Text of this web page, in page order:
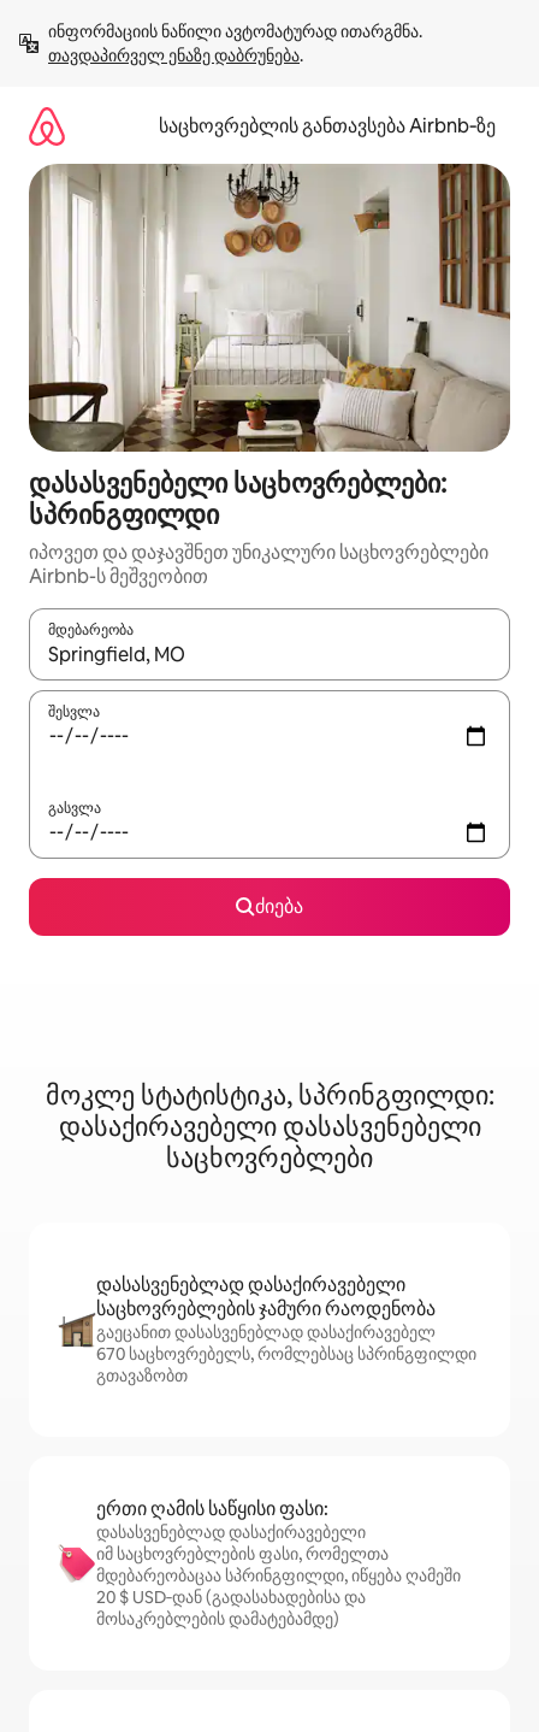
გადასვლა
თავდაპირველ ენაზე დაბრუნება.
საცხოვრებლის განთავსება Airbnb‑ზე
დასასვენებელი საცხოვრებლები:
სპრინგფილდი
იპოვეთ და დაჯავშნეთ უნიკალური საცხოვრებლები
Airbnb-ს მეშვეობით
მდებარეობა
როცა შედეგები ხელმისაწვდომი გახდება, ნავიგაციისთვის
შესვლა
გასვლა
ძიება
მოკლე სტატისტიკა, სპრინგფილდი:
დასაქირავებელი დასასვენებელი
საცხოვრებლები
დასასვენებლად დასაქირავებელი
საცხოვრებლების ჯამური რაოდენობა
გაეცანით დასასვენებლად დასაქირავებელ
670 საცხოვრებელს, რომლებსაც სპრინგფილდი
გთავაზობთ
ერთი ღამის საწყისი ფასი:
დასასვენებლად დასაქირავებელი
იმ საცხოვრებლების ფასი, რომელთა
მდებარეობაცაა სპრინგფილდი, იწყება ღამეში
20 $ USD‑დან (გადასახადებისა და
მოსაკრებლების დამატებამდე)